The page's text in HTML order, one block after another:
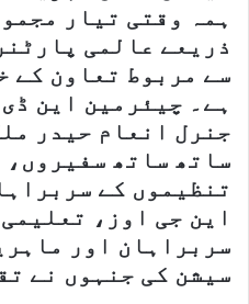
ہمہ وقتی تیار
ذریعے عالمی
سے مربوط تعاون کے
ہے۔ چیئرمین این
جنرل انعام حیدر
ساتھ ساتھ
تنظیموں کے
این جی اوز،
سربراہان اور
سیشن کی جنہوں نے